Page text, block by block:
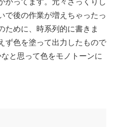
で後の作業が増えちゃったっ
ために、時系列的に書きま
ず色を塗って出力したもので
と思って色をモノトーンに